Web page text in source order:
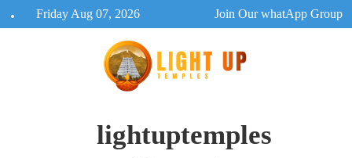
to
Friday Aug 07, 2026 Join Our whatApp Group
lightuptemples